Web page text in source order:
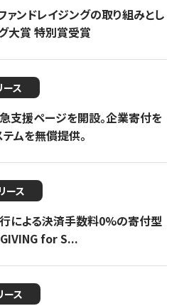
ァンドレイジングの取り組みとし
大賞 特別賞受賞
ース
支援ページを開設。企業寄付を
ムを無償提供。
ース
による決済手数料0%の寄付型
GIVING for S...
ース